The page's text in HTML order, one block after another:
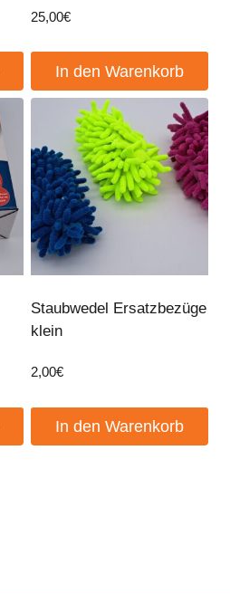
25,00€
In den Warenkorb
Staubwedel Ersatzbezüge
klein
2,00€
In den Warenkorb